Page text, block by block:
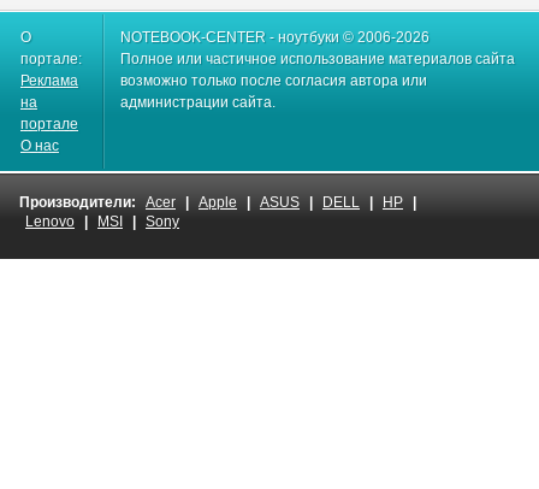
О
портале:
Реклама
на
портале
О нас
NOTEBOOK-CENTER - ноутбуки © 2006-2026
Полное или частичное использование материалов сайта
возможно только после согласия автора или
администрации сайта.
Производители: Acer Apple ASUS DELL HP
Lenovo
MSI Sony